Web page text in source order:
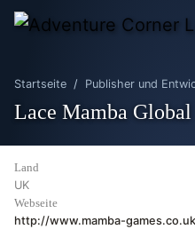
Startseite Publisher und
Lace Mamba Global
Land
UK
Webseite
http://www.mamba-